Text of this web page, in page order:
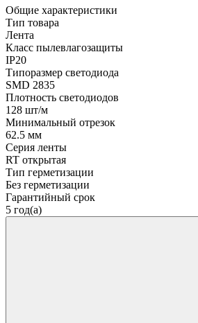
Общие характеристики
Тип товара
Лента
Класс пылевлагозащиты
IP20
Типоразмер светодиода
SMD 2835
Плотность светодиодов
128 шт/м
Минимальный отрезок
62.5 мм
Серия ленты
RT открытая
Тип герметизации
Без герметизации
Гарантийный срок
5 год(а)